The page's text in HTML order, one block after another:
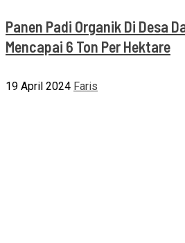
Panen Padi Organik Di Desa
Mencapai 6 Ton Per Hektare
19 April 2024 Faris